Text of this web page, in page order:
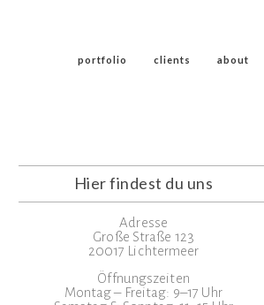
portfolio clients about
Hier findest du uns
Adresse
Große Straße 123
20017 Lichtermeer
Öffnungszeiten
Montag – Freitag: 9–17 Uhr